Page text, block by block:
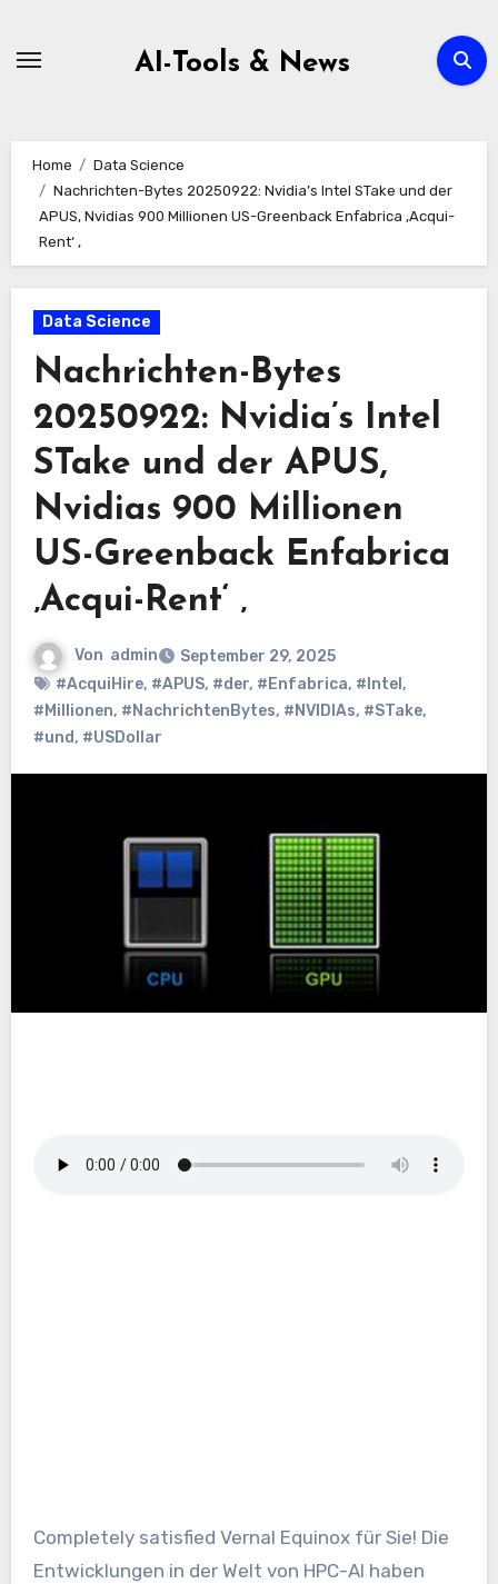
AI-Tools & News
Home
Data Science
Nachrichten-Bytes 20250922: Nvidia’s Intel STake und der
APUS, Nvidias 900 Millionen US-Greenback Enfabrica ‚Acqui-
Rent‘ ‚
Data Science
Nachrichten-Bytes
20250922: Nvidia’s Intel
STake und der APUS,
Nvidias 900 Millionen
US-Greenback Enfabrica
‚Acqui-Rent‘ ‚
Von admin
September 29, 2025
#AcquiHire, #APUS, #der, #Enfabrica, #Intel ,
#Millionen, #NachrichtenBytes, #NVIDIAs, #STake,
#und, #USDollar
Completely satisfied Vernal Equinox für Sie! Die
Entwicklungen in der Welt von HPC-AI haben